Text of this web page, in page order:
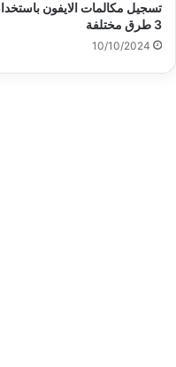
تسجيل مكالمات الايفون
3 طرق مختلفة
10/10/2024